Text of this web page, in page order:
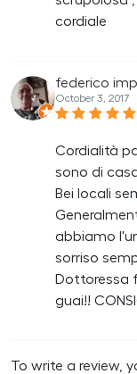
cordiale
federico
October 3, 2017
Cordialità
sono di
Bei locali
abbiamo
sorriso
Dottoressa
guai!!
To write a review,